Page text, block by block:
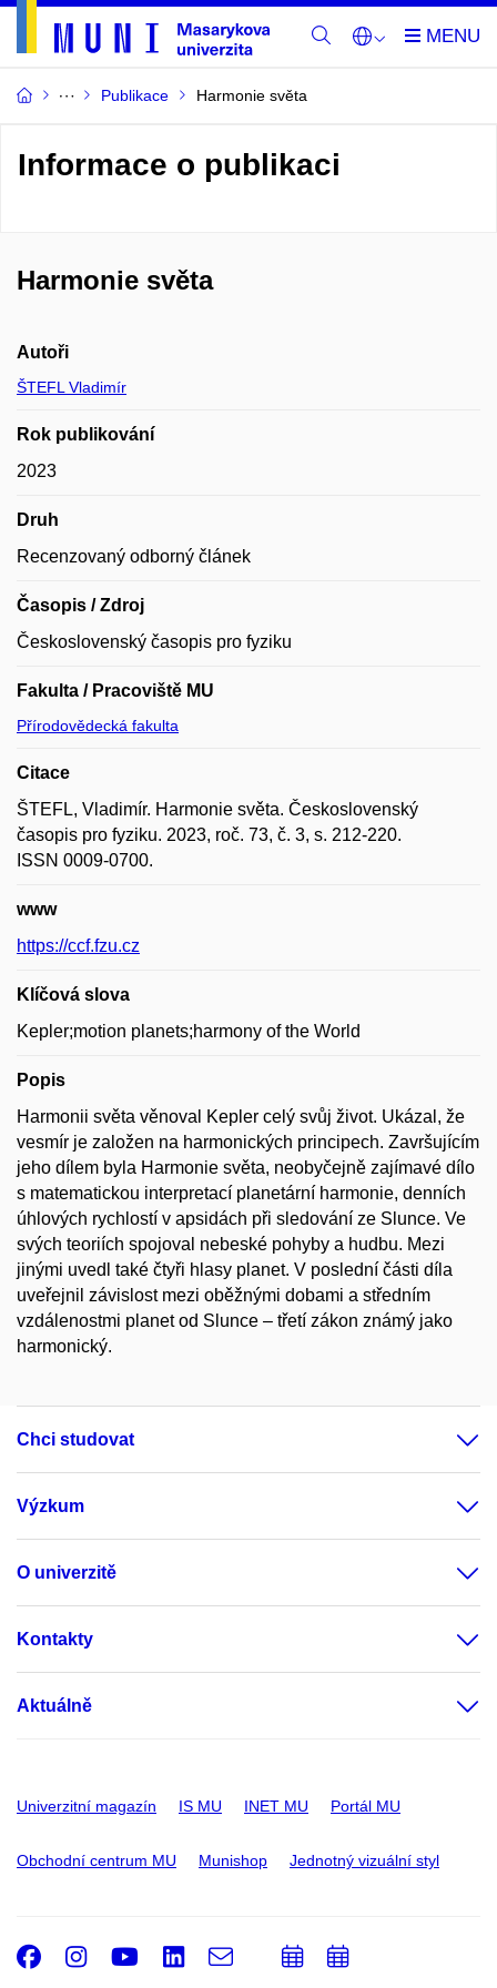
Publikace Harmonie světa
Informace o publikaci
Harmonie světa
Autoři
ŠTEFL Vladimír
Rok publikování
2023
Druh
Recenzovaný odborný článek
Časopis / Zdroj
Československý časopis pro fyziku
Fakulta / Pracoviště MU
Přírodovědecká fakulta
Citace
ŠTEFL, Vladimír. Harmonie světa. Československý
časopis pro fyziku. 2023, roč. 73, č. 3, s. 212-220.
ISSN 0009-0700.
www
https://ccf.fzu.cz
Klíčová slova
Kepler;motion planets;harmony of the World
Popis
Harmonii světa věnoval Kepler celý svůj život. Ukázal, že
vesmír je založen na harmonických principech. Završujícím
jeho dílem byla Harmonie světa, neobyčejně zajímavé dílo
s matematickou interpretací planetární harmonie, denních
úhlových rychlostí v apsidách při sledování ze Slunce. Ve
svých teoriích spojoval nebeské pohyby a hudbu. Mezi
jinými uvedl také čtyři hlasy planet. V poslední části díla
uveřejnil závislost mezi oběžnými dobami a středním
vzdálenostmi planet od Slunce – třetí zákon známý jako
harmonický.
Chci studovat
Výzkum
O univerzitě
Kontakty
Aktuálně
Univerzitní magazín IS MU INET MU Portál MU
Obchodní centrum MU Munishop Jednotný vizuální styl
Facebook
Instagram
Youtube
LinkedIn
e-
PřidatPřidat